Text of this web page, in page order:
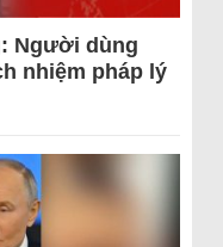
Người dùng
nhiệm pháp lý